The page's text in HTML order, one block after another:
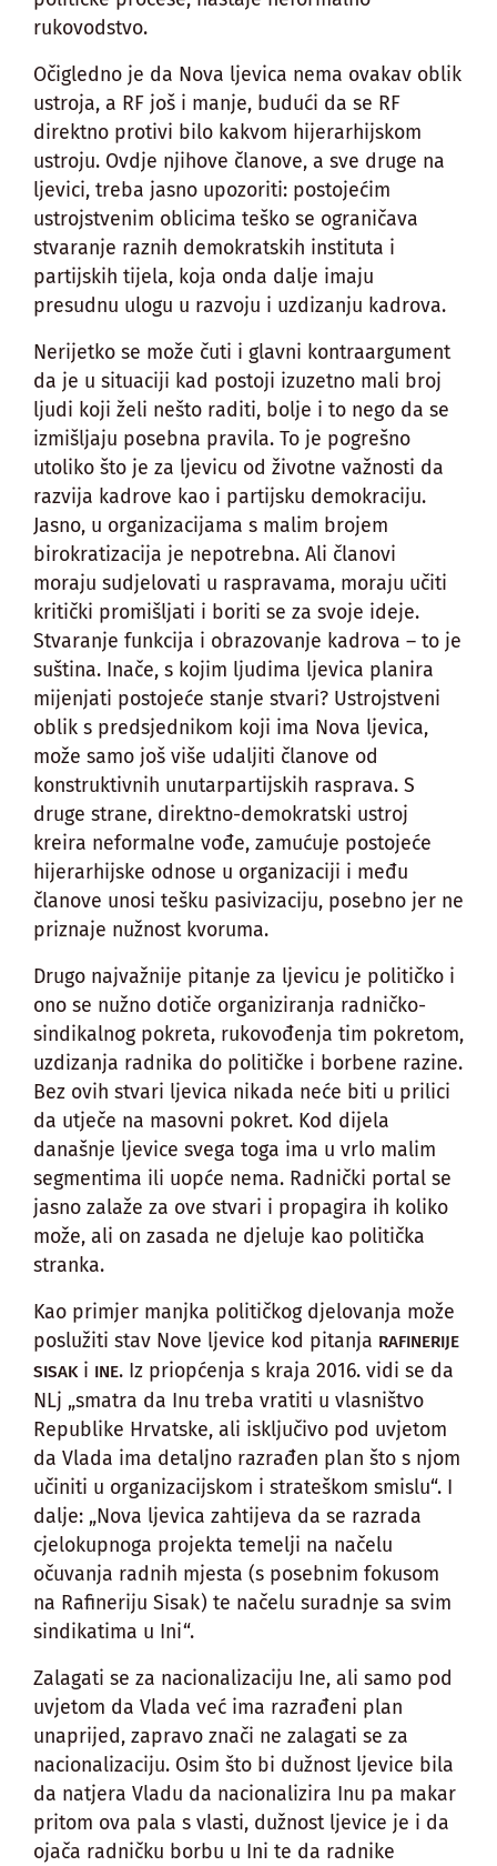
rukovodstvo.
Očigledno je da Nova ljevica nema ovakav oblik
ustroja, a RF još i manje, budući da se RF
direktno protivi bilo kakvom hijerarhijskom
ustroju. Ovdje njihove članove, a sve druge na
ljevici, treba jasno upozoriti: postojećim
ustrojstvenim oblicima teško se ograničava
stvaranje raznih demokratskih instituta i
partijskih tijela, koja onda dalje imaju
presudnu ulogu u razvoju i uzdizanju kadrova.
Nerijetko se može čuti i glavni kontraargument
da je u situaciji kad postoji izuzetno mali broj
ljudi koji želi nešto raditi, bolje i to nego da se
izmišljaju posebna pravila. To je pogrešno
utoliko što je za ljevicu od životne važnosti da
razvija kadrove kao i partijsku demokraciju.
Jasno, u organizacijama s malim brojem
birokratizacija je nepotrebna. Ali članovi
moraju sudjelovati u raspravama, moraju učiti
kritički promišljati i boriti se za svoje ideje.
Stvaranje funkcija i obrazovanje kadrova – to je
suština. Inače, s kojim ljudima ljevica planira
mijenjati postojeće stanje stvari? Ustrojstveni
oblik s predsjednikom koji ima Nova ljevica,
može samo još više udaljiti članove od
konstruktivnih unutarpartijskih rasprava. S
druge strane, direktno-demokratski ustroj
kreira neformalne vođe, zamućuje postojeće
hijerarhijske odnose u organizaciji i među
članove unosi tešku pasivizaciju, posebno jer ne
priznaje nužnost kvoruma.
Drugo najvažnije pitanje za ljevicu je političko i
ono se nužno dotiče organiziranja radničko-
sindikalnog pokreta, rukovođenja tim pokretom,
uzdizanja radnika do političke i borbene razine.
Bez ovih stvari ljevica nikada neće biti u prilici
da utječe na masovni pokret. Kod dijela
današnje ljevice svega toga ima u vrlo malim
segmentima ili uopće nema. Radnički portal se
jasno zalaže za ove stvari i propagira ih koliko
može, ali on zasada ne djeluje kao politička
stranka.
Kao primjer manjka političkog djelovanja može
poslužiti stav Nove ljevice kod pitanja RAFINERIJE
SISAKi INE. Iz priopćenja s kraja 2016. vidi se da
NLj „smatra da Inu treba vratiti u vlasništvo
Republike Hrvatske, ali isključivo pod uvjetom
da Vlada ima detaljno razrađen plan što s njom
učiniti u organizacijskom i strateškom smislu“. I
dalje: „Nova ljevica zahtijeva da se razrada
cjelokupnoga projekta temelji na načelu
očuvanja radnih mjesta (s posebnim fokusom
na Rafineriju Sisak) te načelu suradnje sa svim
sindikatima u Ini“.
Zalagati se za nacionalizaciju Ine, ali samo pod
uvjetom da Vlada već ima razrađeni plan
unaprijed, zapravo znači ne zalagati se za
nacionalizaciju. Osim što bi dužnost ljevice bila
da natjera Vladu da nacionalizira Inu pa makar
pritom ova pala s vlasti, dužnost ljevice je i da
ojača radničku borbu u Ini te da radnike